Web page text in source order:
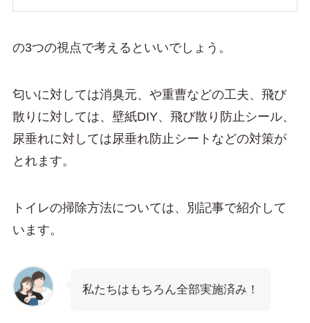
の3つの視点で考えるといいでしょう。
匂いに対しては消臭元、や重曹などの工夫、飛び
散りに対しては、壁紙DIY、飛び散り防止シール、
尿垂れに対しては尿垂れ防止シートなどの対策が
とれます。
トイレの掃除方法については、別記事で紹介して
います。
私たちはもちろん全部実施済み！